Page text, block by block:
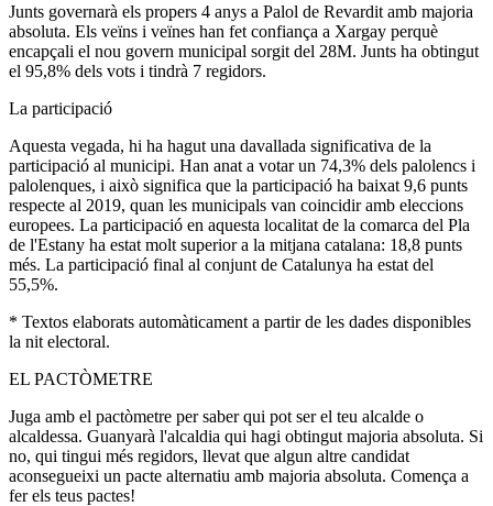
Junts governarà els propers 4 anys a Palol de Revardit amb majoria
absoluta. Els veïns i veïnes han fet confiança a Xargay perquè
encapçali el nou govern municipal sorgit del 28M. Junts ha obtingut
el 95,8% dels vots i tindrà 7 regidors.
La participació
Aquesta vegada, hi ha hagut una davallada significativa de la
participació al municipi. Han anat a votar un 74,3% dels palolencs i
palolenques, i això significa que la participació ha baixat 9,6 punts
respecte al 2019, quan les municipals van coincidir amb eleccions
europees. La participació en aquesta localitat de la comarca del Pla
de l'Estany ha estat molt superior a la mitjana catalana: 18,8 punts
més. La participació final al conjunt de Catalunya ha estat del
55,5%.
* Textos elaborats automàticament a partir de les dades disponibles
la nit electoral.
EL PACTÒMETRE
Juga amb el pactòmetre per saber qui pot ser el teu alcalde o
alcaldessa. Guanyarà l'alcaldia qui hagi obtingut majoria absoluta. Si
no, qui tingui més regidors, llevat que algun altre candidat
aconsegueixi un pacte alternatiu amb majoria absoluta. Comença a
fer els teus pactes!